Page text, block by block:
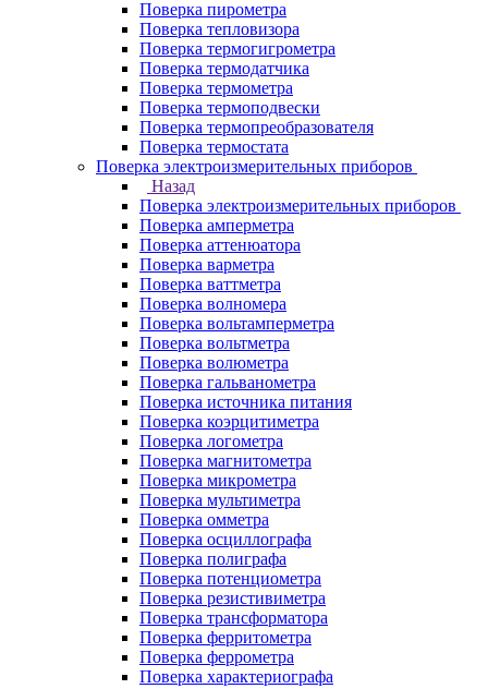
Поверка пирометра
Поверка тепловизора
Поверка термогигрометра
Поверка термодатчика
Поверка термометра
Поверка термоподвески
Поверка термопреобразователя
Поверка термостата
Поверка электроизмерительных приборов
Назад
Поверка электроизмерительных приборов
Поверка амперметра
Поверка аттенюатора
Поверка варметра
Поверка ваттметра
Поверка волномера
Поверка вольтамперметра
Поверка вольтметра
Поверка волюметра
Поверка гальванометра
Поверка источника питания
Поверка коэрцитиметра
Поверка логометра
Поверка магнитометра
Поверка микрометра
Поверка мультиметра
Поверка омметра
Поверка осциллографа
Поверка полиграфа
Поверка потенциометра
Поверка резистивиметра
Поверка трансформатора
Поверка ферритометра
Поверка феррометра
Поверка характериографа